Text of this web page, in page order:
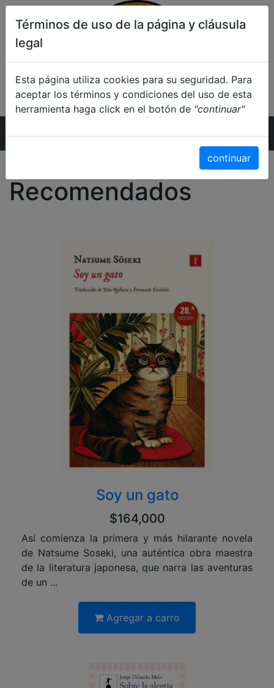
Inicio
Recomendados
Soy un gato
$164,000
Así comienza la primera y más hilarante novela
de Natsume Soseki, una auténtica obra maestra
de la literatura japonesa, que narra las aventuras
de un ...
Agregar a carro
Términos de uso de la página y cláusula
legal
Esta página utiliza cookies para su seguridad. Para
aceptar los términos y condiciones del uso de esta
herramienta haga click en el botón de "continuar"
continuar